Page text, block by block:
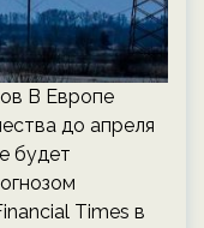
В Европе
до апреля
будет
Times в